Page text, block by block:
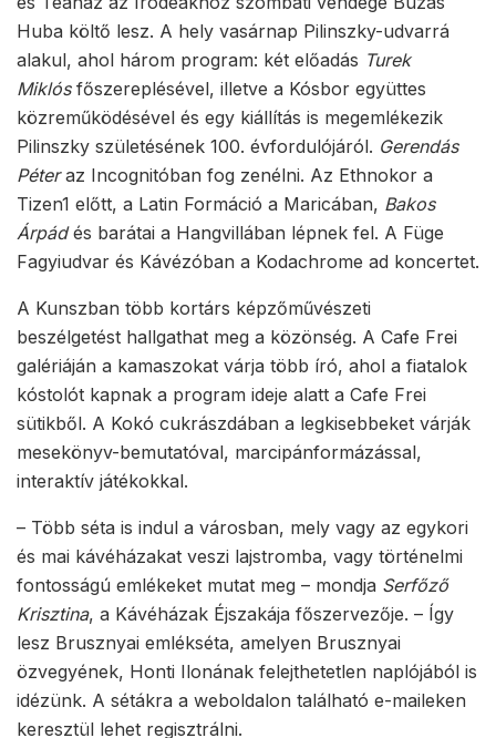
Huba költő lesz. A hely vasárnap Pilinszky-udvarrá
alakul, ahol három program: két előadás Turek
Miklósfőszereplésével, illetve a Kósbor együttes
közreműködésével és egy kiállítás is megemlékezik
Pilinszky születésének 100. évfordulójáról. Gerendás
Péteraz Incognitóban fog zenélni. Az Ethnokor a
Tizen1 előtt, a Latin Formáció a Maricában, Bakos
Árpádés barátai a Hangvillában lépnek fel. A Füge
Fagyiudvar és Kávézóban a Kodachrome ad koncertet.
A Kunszban több kortárs képzőművészeti
beszélgetést hallgathat meg a közönség. A Cafe Frei
galériáján a kamaszokat várja több író, ahol a fiatalok
kóstolót kapnak a program ideje alatt a Cafe Frei
sütikből. A Kokó cukrászdában a legkisebbeket várják
mesekönyv-bemutatóval, marcipánformázással,
interaktív játékokkal.
– Több séta is indul a városban, mely vagy az egykori
és mai kávéházakat veszi lajstromba, vagy történelmi
fontosságú emlékeket mutat meg – mondja Serfőző
Krisztina, a Kávéházak Éjszakája főszervezője. – Így
lesz Brusznyai emlékséta, amelyen Brusznyai
özvegyének, Honti Ilonának felejthetetlen naplójából is
idézünk. A sétákra a weboldalon található e-maileken
keresztül lehet regisztrálni.